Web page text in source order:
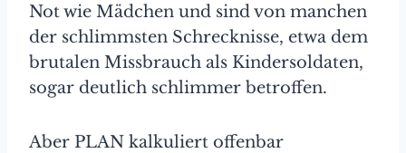
Not wie Mädchen und sind von manchen
der schlimmsten Schrecknisse, etwa dem
brutalen Missbrauch als Kindersoldaten,
sogar deutlich schlimmer betroffen.
Aber PLAN kalkuliert offenbar